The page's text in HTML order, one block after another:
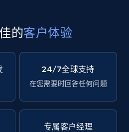
的客户体验
24/7全球支持
在您需要时回答任何问题
专属客户经理